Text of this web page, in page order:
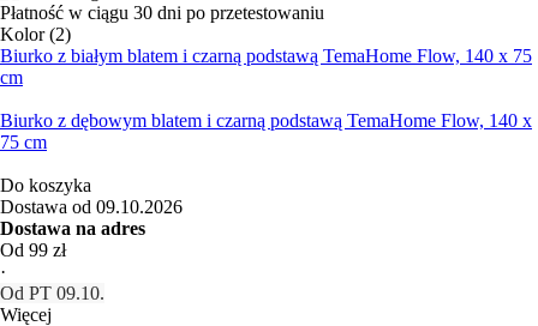
Płatność w ciągu 30 dni po przetestowaniu
Kolor (2)
Biurko z białym blatem i czarną podstawą TemaHome Flow, 140 x 75
cm
Biurko z dębowym blatem i czarną podstawą TemaHome Flow, 140 x
75 cm
Do koszyka
Dostawa od 09.10.2026
Dostawa na adres
Od 99 zł
·
Od PT 09.10.
Więcej